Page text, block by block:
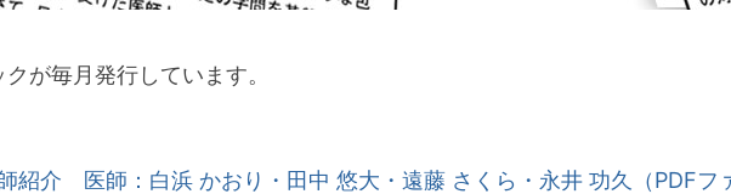
が毎月発行しています。
紹介 医師：白浜 かおり・田中 悠大・遠藤 さくら・永井 功久（PDFフ